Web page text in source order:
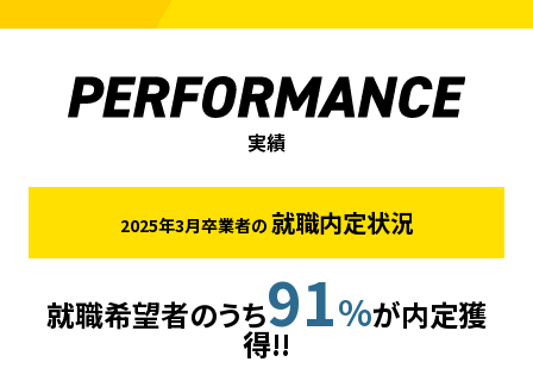
実績
2025年3月卒業者の 就職内定状況
就職希望者のうち91%が内定獲
得!!